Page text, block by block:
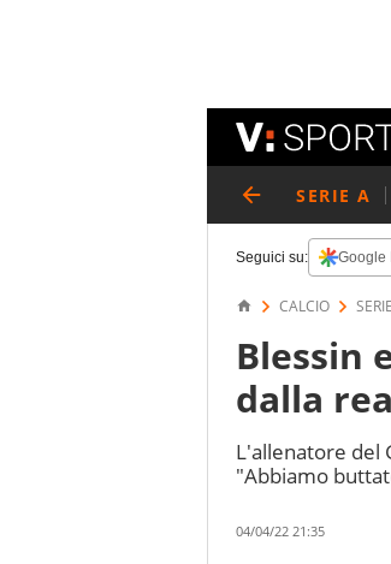
SERIE A
Seguici su: Google
CALCIO
Blessin
dalla
L'allenatore del
"Abbiamo
04/04/22 21:35